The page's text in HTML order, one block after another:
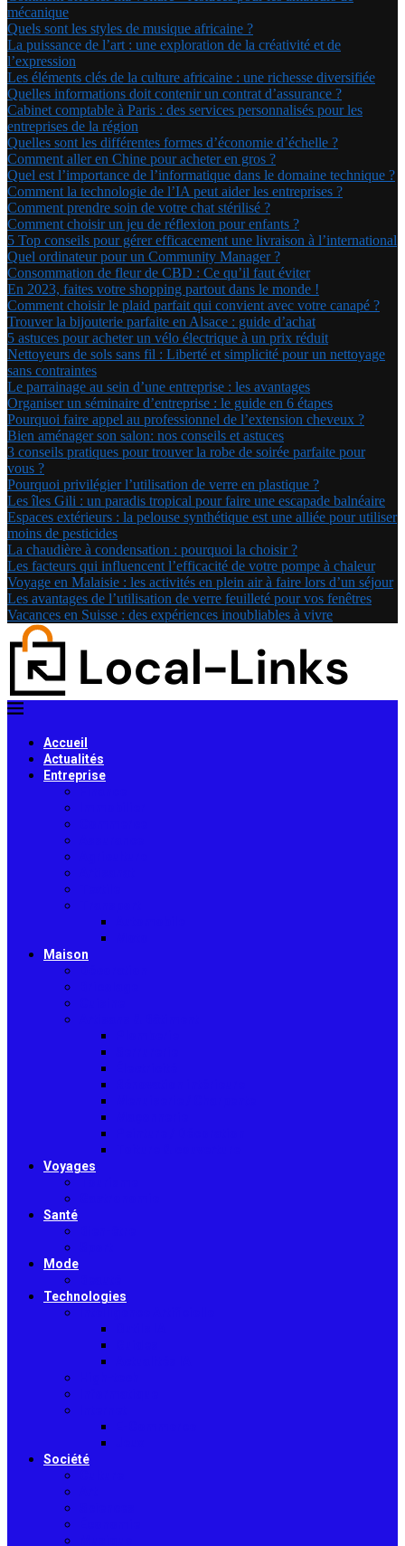
mécanique
Quels sont les styles de musique africaine ?
La puissance de l’art : une exploration de la créativité et de
l’expression
Les éléments clés de la culture africaine : une richesse diversifiée
Quelles informations doit contenir un contrat d’assurance ?
Cabinet comptable à Paris : des services personnalisés pour les
entreprises de la région
Quelles sont les différentes formes d’économie d’échelle ?
Comment aller en Chine pour acheter en gros ?
Quel est l’importance de l’informatique dans le domaine technique ?
Comment la technologie de l’IA peut aider les entreprises ?
Comment prendre soin de votre chat stérilisé ?
Comment choisir un jeu de réflexion pour enfants ?
5 Top conseils pour gérer efficacement une livraison à l’international
Quel ordinateur pour un Community Manager ?
Consommation de fleur de CBD : Ce qu’il faut éviter
En 2023, faites votre shopping partout dans le monde !
Comment choisir le plaid parfait qui convient avec votre canapé ?
Trouver la bijouterie parfaite en Alsace : guide d’achat
5 astuces pour acheter un vélo électrique à un prix réduit
Nettoyeurs de sols sans fil : Liberté et simplicité pour un nettoyage
sans contraintes
Le parrainage au sein d’une entreprise : les avantages
Organiser un séminaire d’entreprise : le guide en 6 étapes
Pourquoi faire appel au professionnel de l’extension cheveux ?
Bien aménager son salon: nos conseils et astuces
3 conseils pratiques pour trouver la robe de soirée parfaite pour
vous ?
Pourquoi privilégier l’utilisation de verre en plastique ?
Les îles Gili : un paradis tropical pour faire une escapade balnéaire
Espaces extérieurs : la pelouse synthétique est une alliée pour utiliser
moins de pesticides
La chaudière à condensation : pourquoi la choisir ?
Les facteurs qui influencent l’efficacité de votre pompe à chaleur
Voyage en Malaisie : les activités en plein air à faire lors d’un séjour
Les avantages de l’utilisation de verre feuilleté pour vos fenêtres
Vacances en Suisse : des expériences inoubliables à vivre
Accueil
Actualités
Entreprise
Maison
Voyages
Santé
Mode
Technologies
Société